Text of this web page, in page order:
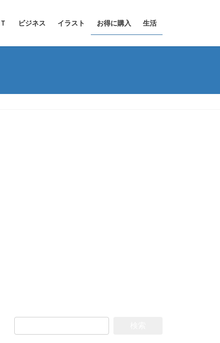
ビジネス イラスト お得に購入 生活
索: